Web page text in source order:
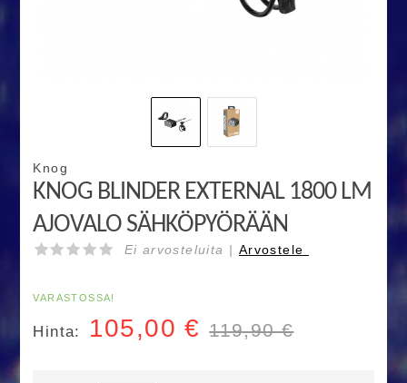
Knog
KNOG BLINDER EXTERNAL 1800 LM
AJOVALO SÄHKÖPYÖRÄÄN
Ei arvosteluita | Arvostele
VARASTOSSA!
Hinta: 105,00€ 119,90 €